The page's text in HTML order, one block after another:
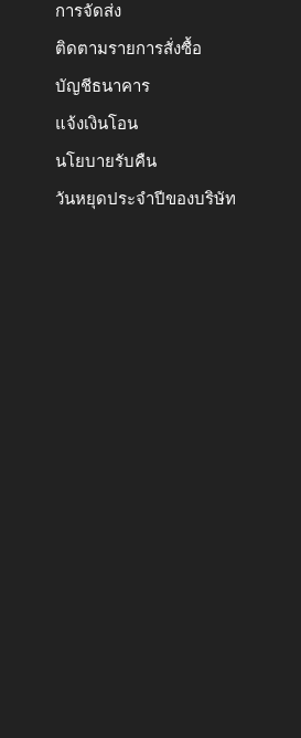
การจัดส่ง
ติดตามรายการสั่งซื้อ
บัญชีธนาคาร
แจ้งเงินโอน
นโยบายรับคืน
วันหยุดประจำปีของบริษัท